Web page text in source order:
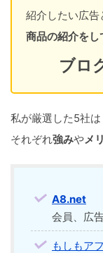
紹介したい広
商品の紹介をし
ブロ
私が厳選した5社は
それぞれ強みやメ
A8.net
会員、広
もしもア